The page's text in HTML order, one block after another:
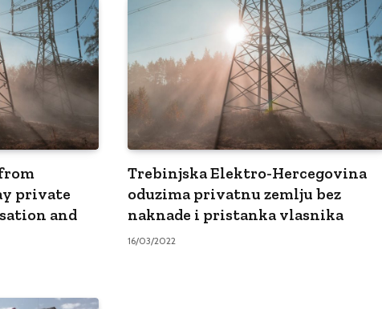
private
and
Trebinjska Elektro-Hercegovina
oduzima privatnu zemlju bez
naknade i pristanka vlasnika
16/03/2022